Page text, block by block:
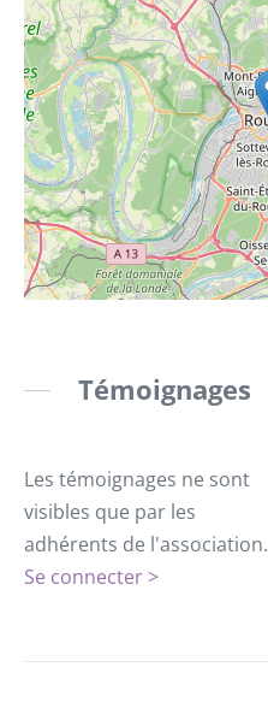
Témoignages
Les témoignages ne sont
visibles que par les
adhérents de l'association.
Se connecter >